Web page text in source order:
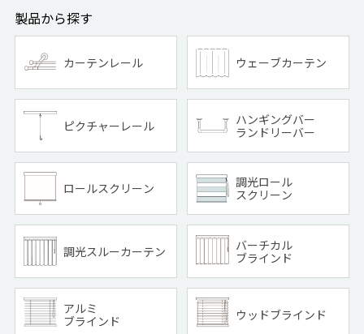
製品から探す
カーテンレール ウェーブカーテン
ピクチャーレール
ハンギングバー
ランドリーバー
ロールスクリーン
調光ロール
スクリーン
調光スルーカーテン
バーチカル
ブラインド
アルミ
ブラインド
ウッドブラインド